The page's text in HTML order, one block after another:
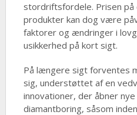
stordriftsfordele. Prisen
produkter kan dog være
faktorer og ændringer i
usikkerhed på kort sigt.
På længere sigt forventes
sig, understøttet af en
innovationer, der åbner
diamantboring, såsom